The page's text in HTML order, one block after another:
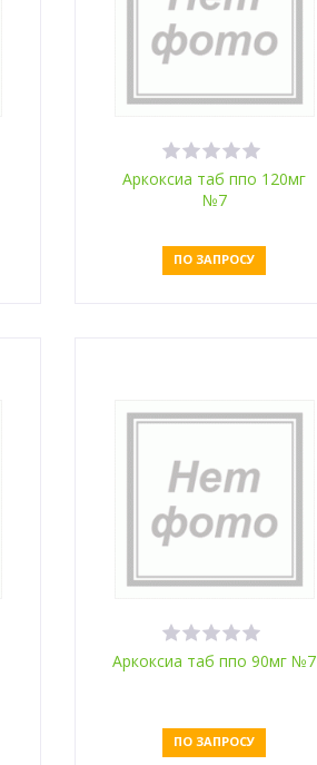
Аркоксиа таб ппо 120мг
№7
ПО ЗАПРОСУ
Аркоксиа таб ппо 90мг №7
ПО ЗАПРОСУ